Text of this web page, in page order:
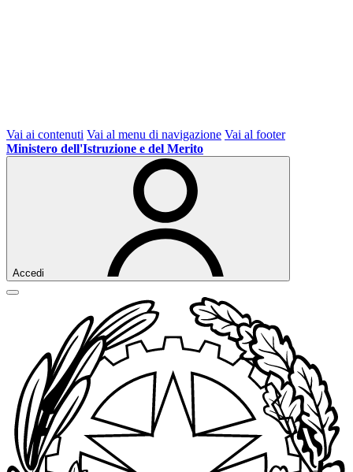
Vai ai contenuti Vai al menu di navigazione Vai al footer
Ministero dell'Istruzione e del Merito
Accedi